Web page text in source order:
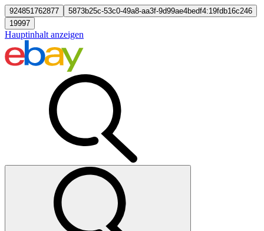
924851762877
5873b25c-53c0-49a8-aa3f-9d99ae4bedf4:19fdb16c246
19997
Hauptinhalt anzeigen